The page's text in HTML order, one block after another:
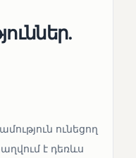
ունեցող
է դեռևս